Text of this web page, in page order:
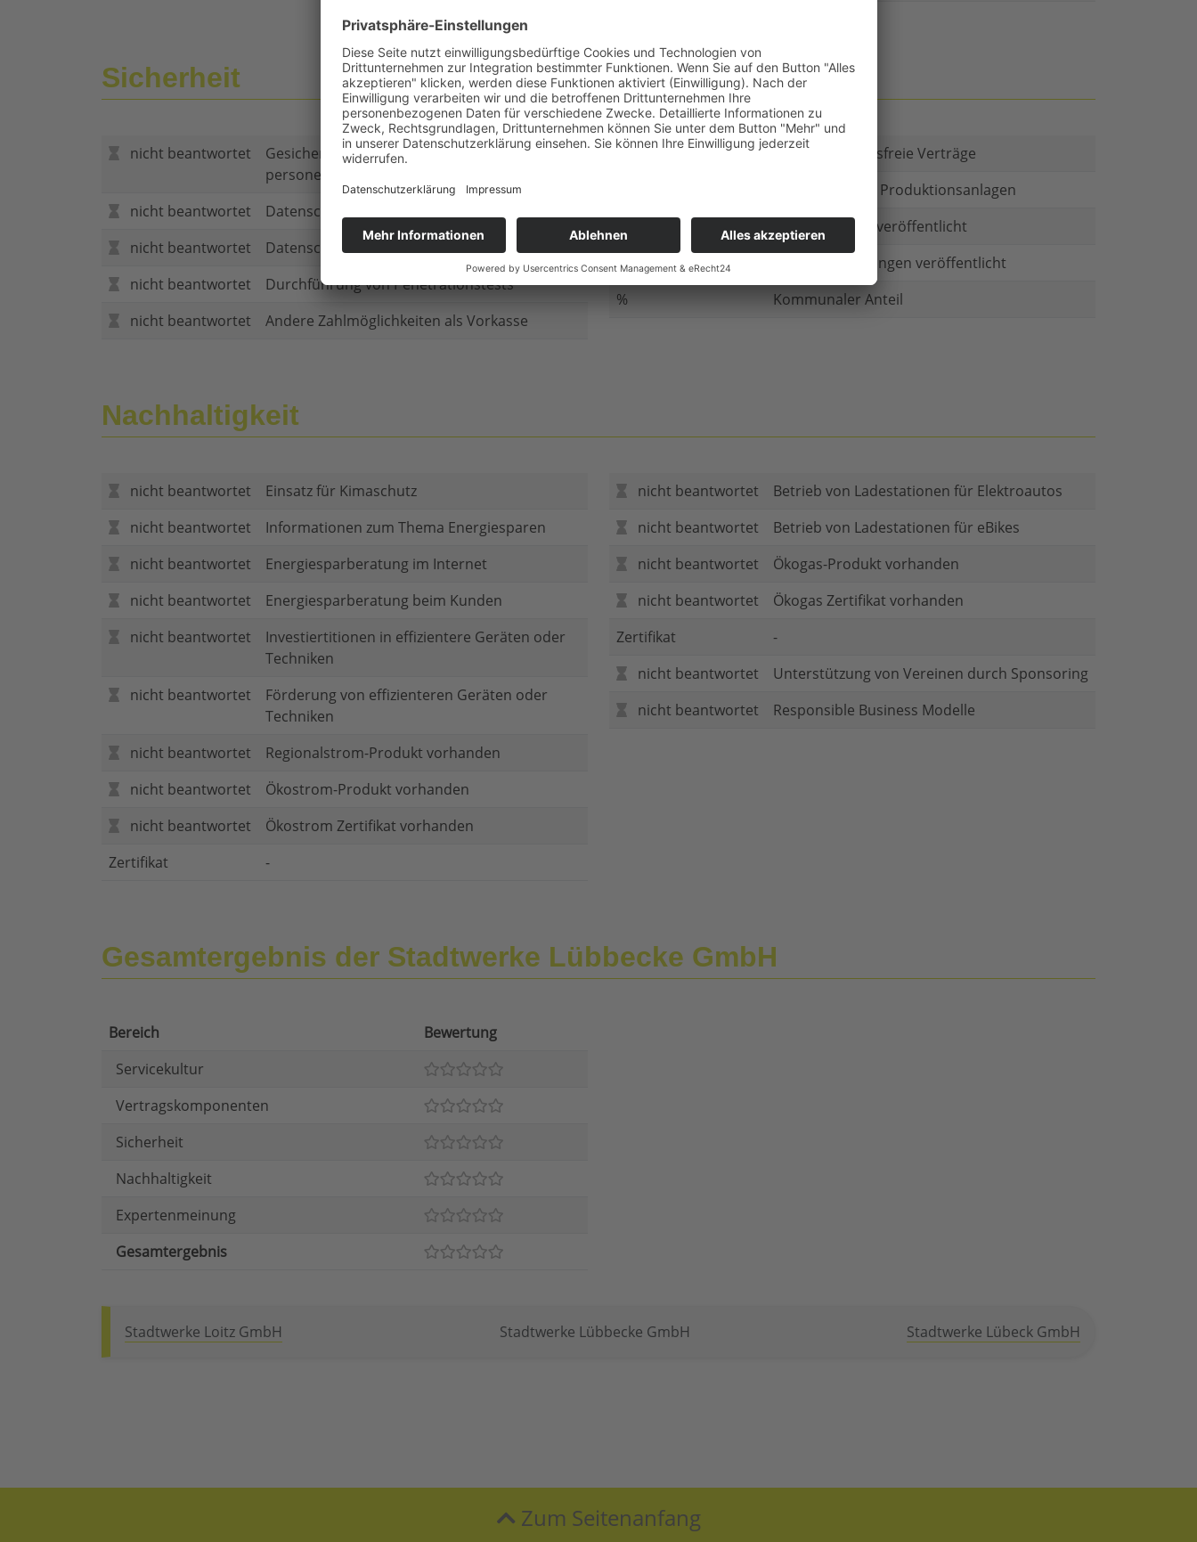
Sicherheit
nicht beantwortet
Gesicherte Verbindung bei
personenbezogenen Daten
nicht beantwortet
Datenschutzerklärung
nicht beantwortet
Datenschutzerklärung im Internet
nicht beantwortet
Durchführung von Penetrationstests
nicht beantwortet
Andere Zahlmöglichkeiten als Vorkasse
nicht beantwortet
Gibt es Kautionsfreie Verträge
Investitionen in Produktionsanlagen
nicht beantwortet
Geschäftsform veröffentlicht
nicht beantwortet
Firmenbeteiligungen veröffentlicht
%
Kommunaler Anteil
Nachhaltigkeit
nicht beantwortet
Einsatz für Kimaschutz
nicht beantwortet
Informationen zum Thema Energiesparen
nicht beantwortet
Energiesparberatung im Internet
nicht beantwortet
Energiesparberatung beim Kunden
nicht beantwortet
Investiertitionen in effizientere Geräten oder
Techniken
nicht beantwortet
Förderung von effizienteren Geräten oder
Techniken
nicht beantwortet
Regionalstrom-Produkt vorhanden
nicht beantwortet
Ökostrom-Produkt vorhanden
nicht beantwortet
Ökostrom Zertifikat vorhanden
Zertifikat
-
nicht beantwortet
Betrieb von Ladestationen für Elektroautos
nicht beantwortet
Betrieb von Ladestationen für eBikes
nicht beantwortet
Ökogas-Produkt vorhanden
nicht beantwortet
Ökogas Zertifikat vorhanden
Zertifikat
-
nicht beantwortet
Unterstützung von Vereinen durch Sponsoring
nicht beantwortet
Responsible Business Modelle
Gesamtergebnis der Stadtwerke Lübbecke GmbH
Bereich
Bewertung
Servicekultur
Vertragskomponenten
Sicherheit
Nachhaltigkeit
Expertenmeinung
Gesamtergebnis
Stadtwerke Loitz GmbH Stadtwerke Lübbecke GmbH Stadtwerke Lübeck GmbH
Zum Seitenanfang